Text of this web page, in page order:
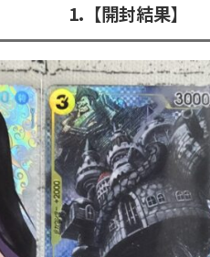
1. 【開封結果】